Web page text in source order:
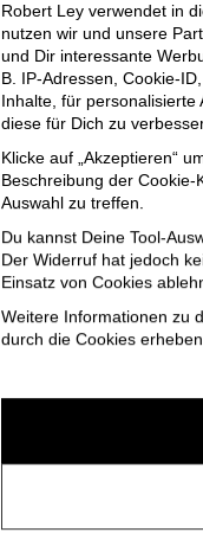
Robert Ley verwendet in
nutzen wir und unsere
und Dir interessante
B. IP-Adressen, Cookie-
Inhalte, für personalisierte
diese für Dich zu
Klicke auf „Akzeptieren“
Beschreibung der
Auswahl zu treffen.
Du kannst Deine Tool-
Der Widerruf hat jedoch
Einsatz von Cookies
Weitere Informationen zu
durch die Cookies